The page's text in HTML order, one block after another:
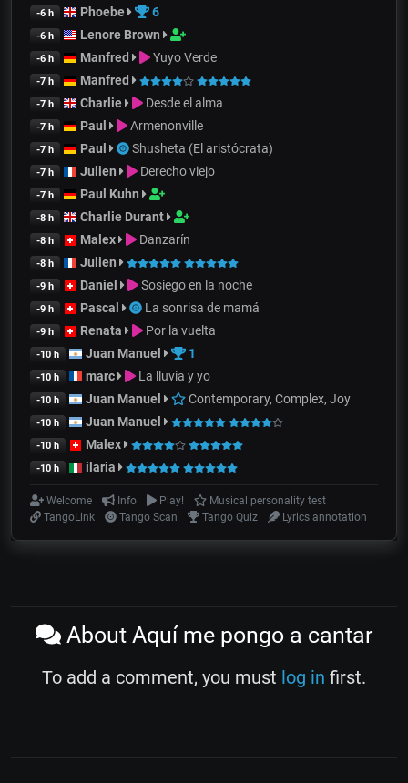
-6 h Phoebe 6
-6 h Lenore Brown
-6 h Manfred Yuyo Verde
-7 h Manfred
-7 h Charlie Desde el alma
-7 h Paul Armenonville
-7 h Paul Shusheta (El aristócrata)
-7 h Julien Derecho viejo
-7 h Paul Kuhn
-8 h Charlie Durant
-8 h Malex Danzarín
-8 h Julien
-9 h Daniel Sosiego en la noche
-9 h Pascal La sonrisa de mamá
-9 h Renata Por la vuelta
-10 h Juan Manuel 1
-10 h marc La lluvia y yo
-10 h Juan Manuel Contemporary, Complex, Joy
-10 h Juan Manuel
-10 h Malex
-10 h ilaria
Welcome Info Play!
Musical personality test
TangoLink
Tango Scan Tango Quiz Lyrics annotation
About Aquí me pongo a cantar
To add a comment, you must log in first.